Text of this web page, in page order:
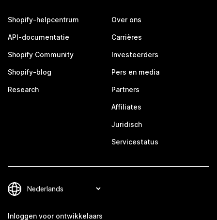
Shopify-helpcentrum
API-documentatie
Shopify Community
Shopify-blog
Research
Over ons
Carrières
Investeerders
Pers en media
Partners
Affiliates
Juridisch
Servicestatus
Inloggen voor ontwikkelaars